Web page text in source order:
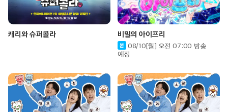
캐리와 슈퍼콜라 비밀의 아이프리
08/10[월] 오전 07:00 방송
예정